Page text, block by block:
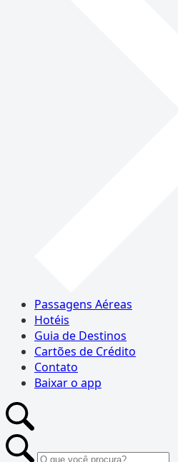
Passagens Aéreas
Hotéis
Guia de Destinos
Cartões de Crédito
Contato
Baixar o app